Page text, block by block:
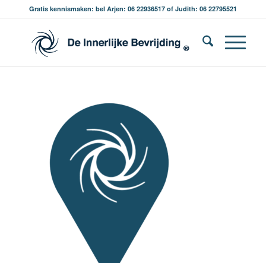
Gratis kennismaken: bel Arjen: 06 22936517 of Judith: 06 22795521